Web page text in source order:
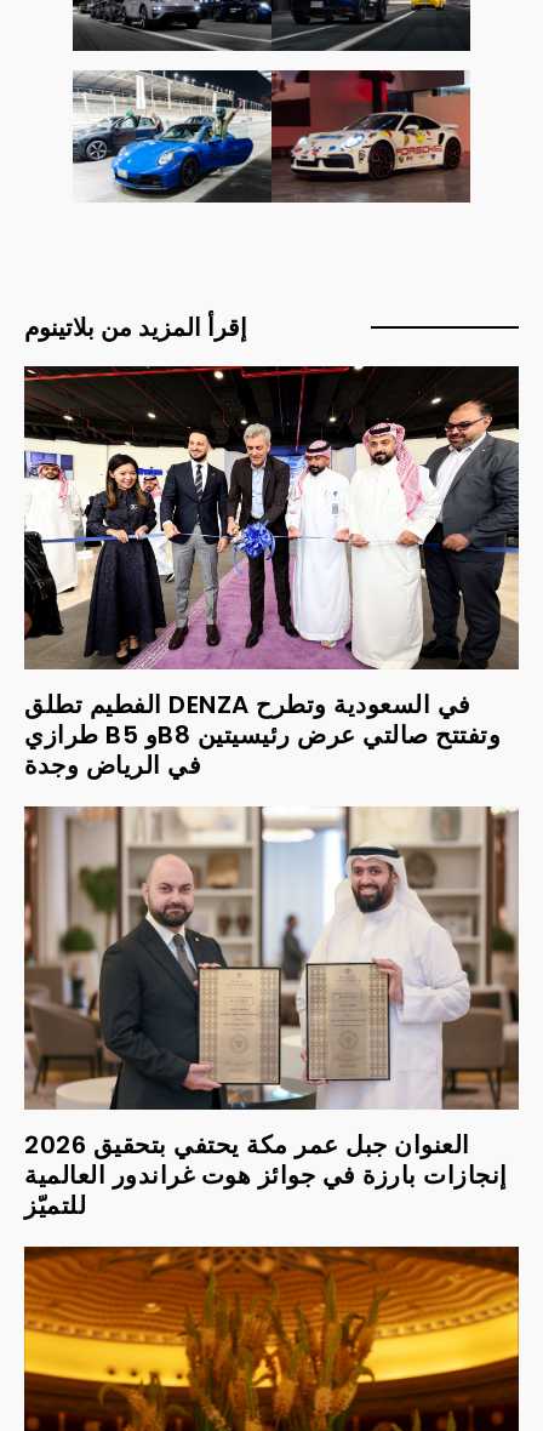
إقرأ المزيد من بلاتينوم
الفطيم تطلق DENZA في السعودية وتطرح
طرازي B5 وB8 وتفتتح صالتي عرض رئيسيتين
في الرياض وجدة
2026 العنوان جبل عمر مكة يحتفي بتحقيق
إنجازات بارزة في جوائز هوت غراندور العالمية
للتميّز